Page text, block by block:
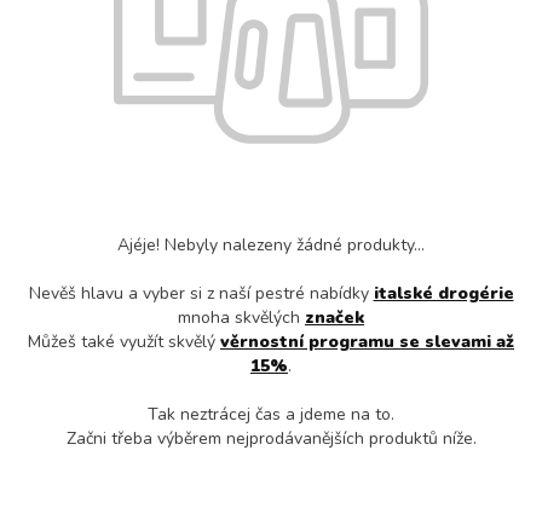
Ajéje! Nebyly nalezeny žádné produkty...
Nevěš hlavu a vyber si z naší pestré nabídky italské drogérie
mnoha skvělých značek
Můžeš také využít skvělý věrnostní programu se slevami až
15%.
Tak neztrácej čas a jdeme na to.
Začni třeba výběrem nejprodávanějších produktů níže.